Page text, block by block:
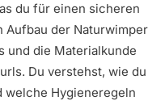
du für einen sicheren
Aufbau der Naturwimper
und die Materialkunde
Du verstehst, wie du
welche Hygieneregeln